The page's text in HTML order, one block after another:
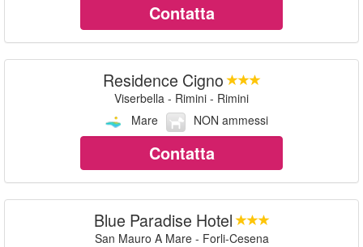
Contatta
Residence Cigno
Viserbella - Rimini - Rimini
Mare
NON ammessi
Contatta
Blue Paradise Hotel
San Mauro A Mare - Forli-Cesena